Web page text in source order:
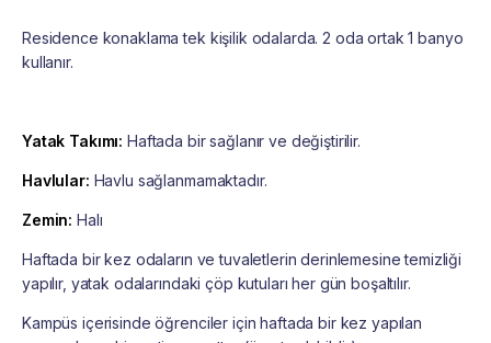
Residence konaklama tek kişilik odalarda. 2 oda ortak 1 banyo
kullanır.
Yatak Takımı: Haftada bir sağlanır ve değiştirilir.
Havlular: Havlu sağlanmamaktadır.
Zemin: Halı
Haftada bir kez odaların ve tuvaletlerin derinlemesine temizliği
yapılır, yatak odalarındaki çöp kutuları her gün boşaltılır.
Kampüs içerisinde öğrenciler için haftada bir kez yapılan